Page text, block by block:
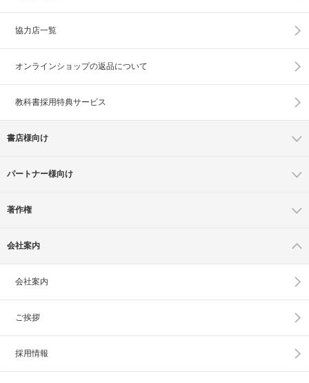
協力店一覧
オンラインショップの返品について
教科書採用特典サービス
書店様向け
パートナー様向け
著作権
会社案内
会社案内
ご挨拶
採用情報